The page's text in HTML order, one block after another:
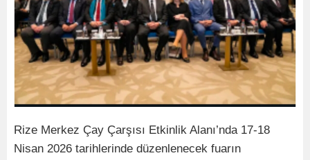
Rize Merkez Çay Çarşısı Etkinlik Alanı’nda 17-18
Nisan 2026 tarihlerinde düzenlenecek fuarın